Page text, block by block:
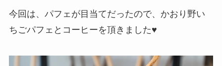
今回は、パフェが目当てだったので、かおり野い
ちごパフェとコーヒーを頂きました♥